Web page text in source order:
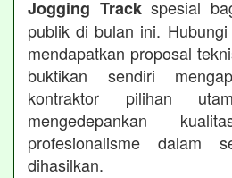
Jogging Trackspesial
publik di bulan ini.
mendapatkan proposal
buktikan sendiri
kontraktor pilihan
mengedepankan
profesionalisme dalam
dihasilkan.